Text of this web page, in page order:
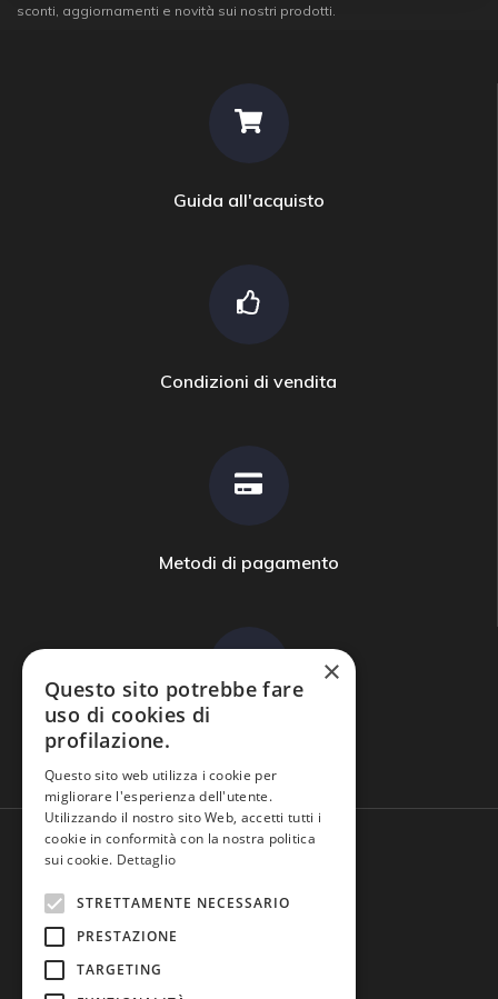
sconti, aggiornamenti e novità sui nostri prodotti.
Guida all'acquisto
Condizioni di vendita
Metodi di pagamento
Domande frequenti
×
Questo sito potrebbe fare
uso di cookies di
profilazione.
Questo sito web utilizza i cookie per
migliorare l'esperienza dell'utente.
Utilizzando il nostro sito Web, accetti tutti i
cookie in conformità con la nostra politica
sui cookie. Dettaglio
STRETTAMENTE NECESSARIO
PRESTAZIONE
TARGETING